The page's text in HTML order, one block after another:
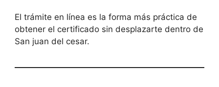
El trámite en línea es la forma más práctica de
obtener el certificado sin desplazarte dentro de
San juan del cesar.